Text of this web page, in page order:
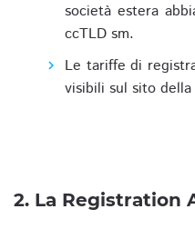
società estera
ccTLD sm.
Le tariffe di
visibili sul sito della
2. La Registration